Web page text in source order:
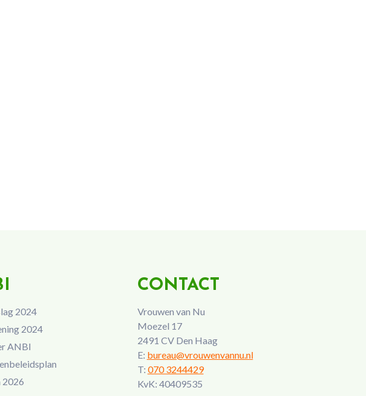
2024
2024
ANBI
2026
CONTACT
Vrouwen van Nu
Moezel 17
2491 CV Den Haag
E: bureau@vrouwenvannu.nl
T: 070 3244429
KvK: 40409535